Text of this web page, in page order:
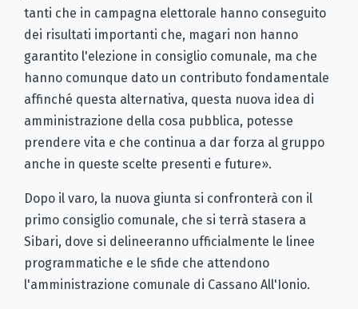
tanti che in campagna elettorale hanno conseguito
dei risultati importanti che, magari non hanno
garantito l'elezione in consiglio comunale, ma che
hanno comunque dato un contributo fondamentale
affinché questa alternativa, questa nuova idea di
amministrazione della cosa pubblica, potesse
prendere vita e che continua a dar forza al gruppo
anche in queste scelte presenti e future».
Dopo il varo, la nuova giunta si confronterà con il
primo consiglio comunale, che si terrà stasera a
Sibari, dove si delineeranno ufficialmente le linee
programmatiche e le sfide che attendono
l'amministrazione comunale di Cassano All'Ionio.